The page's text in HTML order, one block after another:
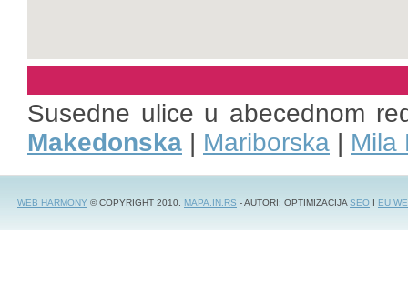
Susedne ulice u abecednom
Makedonska | Mariborska | Mila
WEB HARMONY © COPYRIGHT 2010. MAPA.IN.RS - AUTORI: OPTIMIZACIJASEO I EU